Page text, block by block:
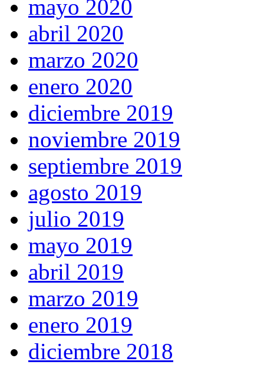
mayo 2020
abril 2020
marzo 2020
enero 2020
diciembre 2019
noviembre 2019
septiembre 2019
agosto 2019
julio 2019
mayo 2019
abril 2019
marzo 2019
enero 2019
diciembre 2018